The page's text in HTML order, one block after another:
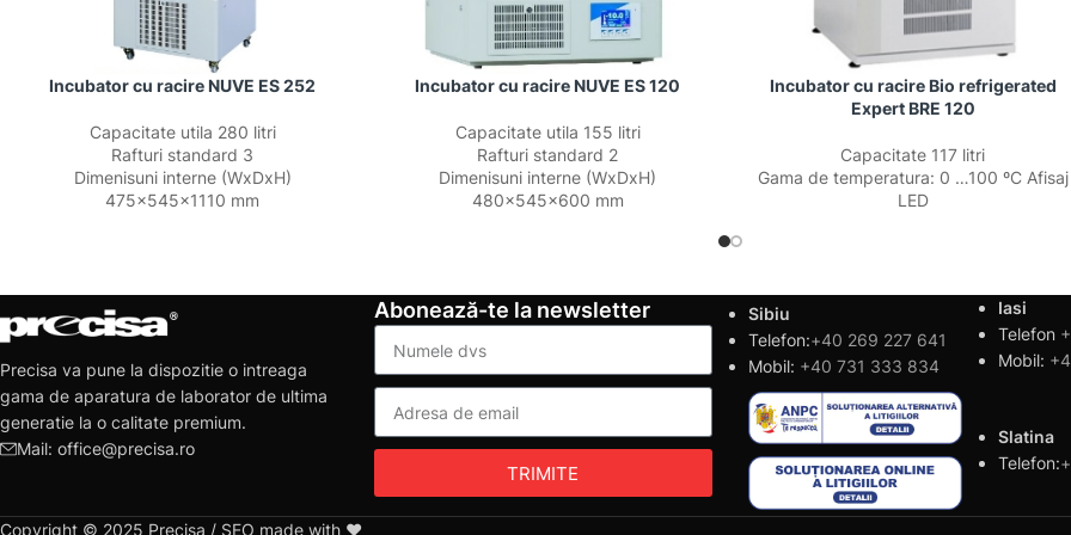
Incubator cu racire NUVE ES 252
Capacitate utila 280 litri
Rafturi standard 3
Dimenisuni interne (WxDxH)
475x545x1110 mm
Incubator cu racire NUVE ES 120
Capacitate utila 155 litri
Rafturi standard 2
Dimenisuni interne (WxDxH)
480x545x600 mm
Incubator cu racire Bio refrigerated
Expert BRE 120
Capacitate 117 litri
Gama de temperatura: 0 …100 ºC Afisaj
LED
Precisa va pune la dispozitie o intreaga
gama de aparatura de laborator de ultima
generatie la o calitate premium.
Mail: office@precisa.ro
Abonează-te la newsletter
TRIMITE
Sibiu
Telefon:+40 269 227 641
Mobil: +40 731 333 834
Iasi
Telefon
Mobil:
Slatina
Telefon:
Copyright © 2025 Precisa / SEO made with ❤️